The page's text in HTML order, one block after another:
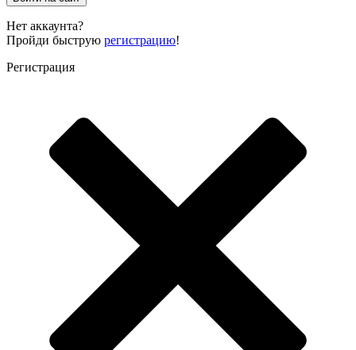
Нет аккаунта?
Пройди быструю регистрацию!
Регистрация